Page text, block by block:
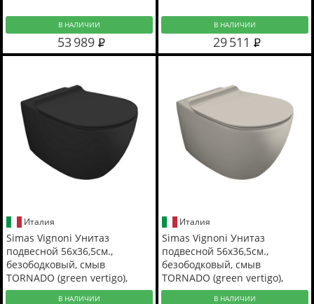
В НАЛИЧИИ
53 989
В НАЛИЧИИ
29 511
Италия
Simas Vignoni Унитаз
подвесной 56х36,5см.,
безободковый, смыв
TORNADO (green vertigo),
цвет: черный матовый
В НАЛИЧИИ
Италия
Simas Vignoni Унитаз
подвесной 56х36,5см.,
безободковый, смыв
TORNADO (green vertigo),
цвет: sabbia matt
В НАЛИЧИИ